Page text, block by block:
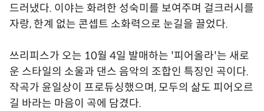
드러냈다. 이야는 화려한 성숙미를 보여주며 걸크러시를
자랑, 한계 없는 콘셉트 소화력으로 눈길을 끌었다.
쓰리피스가 오는 10월 4일 발매하는 '피어올라'는 새로
운 스타일의 소울과 댄스 음악의 조합인 특징인 곡이다.
작곡가 윤일상이 프로듀싱했으며, 모두의 삶도 피어오르
길 바라는 마음이 곡에 담겼다.